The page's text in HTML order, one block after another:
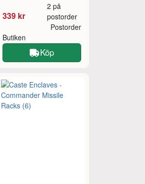
339 kr
2 på
postorder
Butiken
Postorder
Köp